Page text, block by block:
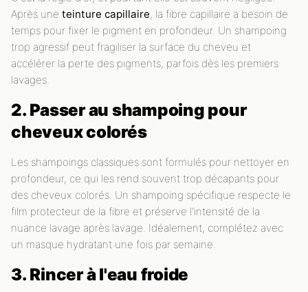
Après une teinture capillaire, la fibre capillaire a besoin de
temps pour fixer le pigment en profondeur. Un shampoing
trop agressif peut fragiliser la surface du cheveu et
accélérer la perte des pigments, parfois dès les premiers
lavages.
2. Passer au shampoing pour
cheveux colorés
Les shampoings classiques sont formulés pour nettoyer en
profondeur, ce qui les rend souvent trop décapants pour
des cheveux colorés. Un shampoing spécifique respecte le
film protecteur de la fibre et préserve l'intensité de la
nuance lavage après lavage. Idéalement, complétez avec
un masque hydratant une fois par semaine.
3. Rincer à l'eau froide